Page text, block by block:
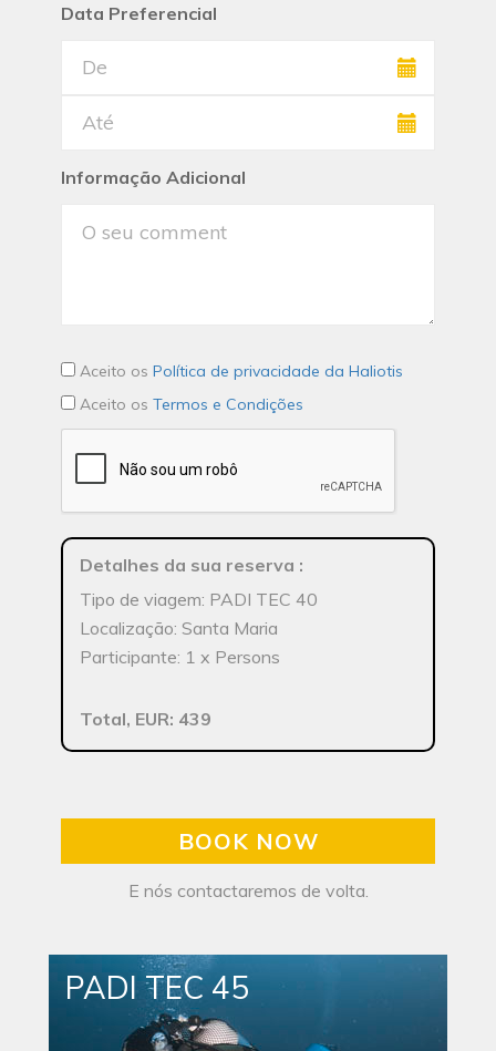
Data Preferencial
Informação Adicional
Aceito os Política de privacidade da Haliotis
Aceito os Termos e Condições
Detalhes da sua reserva :
Tipo de viagem: PADI TEC 40
Localização: Santa Maria
Participante: 1 x Persons
Total, EUR: 439
BOOK NOW
E nós contactaremos de volta.
PADI TEC 45